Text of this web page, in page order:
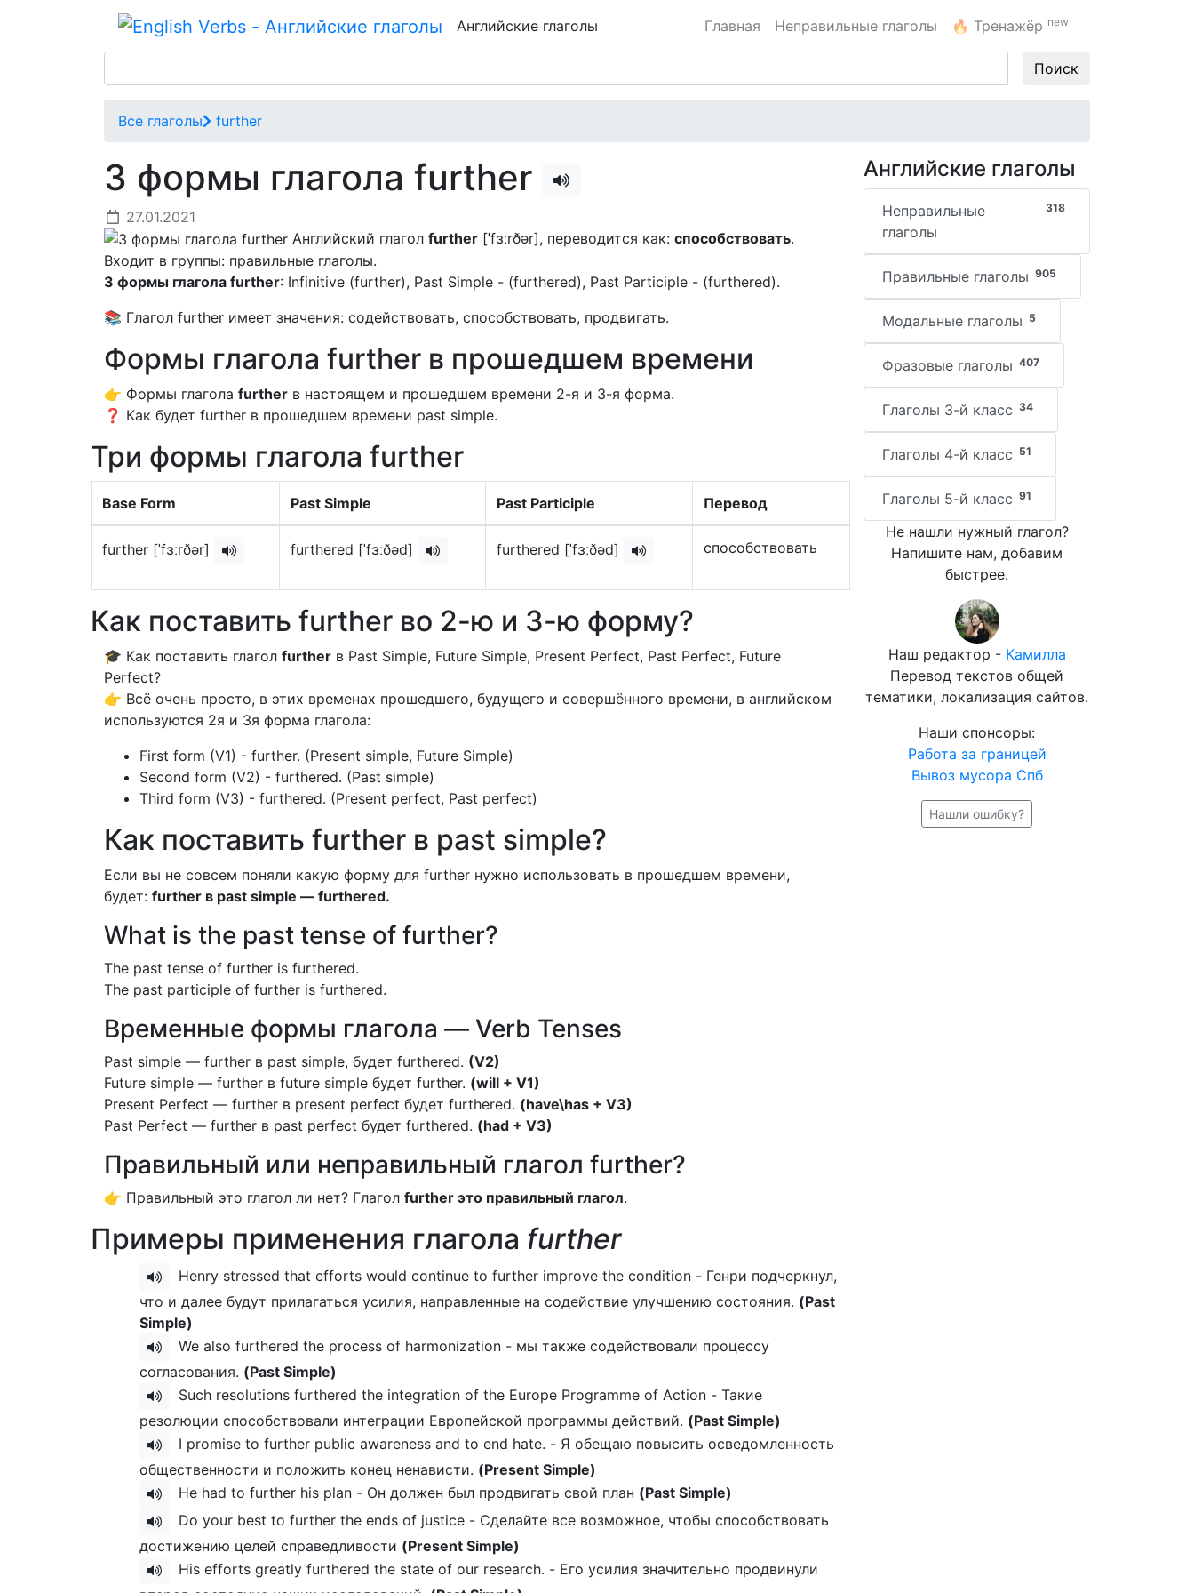
Английские глаголы Главная Неправильные глаголы 🔥 Тренажёр new
Поиск
Все глаголы further
3 формы глагола further
27.01.2021
Английский глагол further [ˈfɜːrðər], переводится как: способствовать.
Входит в группы: правильные глаголы.
3 формы глагола further: Infinitive (further), Past Simple - (furthered), Past Participle - (furthered).
📚 Глагол further имеет значения: содействовать, способствовать, продвигать.
Формы глагола further в прошедшем времени
👉 Формы глагола further в настоящем и прошедшем времени 2-я и 3-я форма.
❓ Как будет further в прошедшем времени past simple.
Три формы глагола further
Base Form Past Simple Past Participle Перевод
further [ˈfɜːrðər] furthered [ˈfɜːðəd] furthered [ˈfɜːðəd] способствовать
Как поставить further во 2-ю и 3-ю форму?
🎓 Как поставить глагол further в Past Simple, Future Simple, Present Perfect, Past Perfect, Future
Perfect?
👉 Всё очень просто, в этих временах прошедшего, будущего и совершённого времени, в английском
используются 2я и 3я форма глагола:
First form (V1) - further. (Present simple, Future Simple)
Second form (V2) - furthered. (Past simple)
Third form (V3) - furthered. (Present perfect, Past perfect)
Как поставить further в past simple?
Если вы не совсем поняли какую форму для further нужно использовать в прошедшем времени,
будет: further в past simple — furthered.
What is the past tense of further?
The past tense of further is furthered.
The past participle of further is furthered.
Временные формы глагола — Verb Tenses
Past simple — further в past simple, будет furthered. (V2)
Future simple — further в future simple будет further. (will + V1)
Present Perfect — further в present perfect будет furthered. (have\has + V3)
Past Perfect — further в past perfect будет furthered. (had + V3)
Правильный или неправильный глагол further?
👉 Правильный это глагол ли нет? Глагол further это правильный глагол.
Примеры применения глагола further
Henry stressed that efforts would continue to further improve the condition - Генри подчеркнул,
что и далее будут прилагаться усилия, направленные на содействие улучшению состояния. (Past
Simple)
We also furthered the process of harmonization - мы также содействовали процессу
согласования. (Past Simple)
Such resolutions furthered the integration of the Europe Programme of Action - Такие
резолюции способствовали интеграции Европейской программы действий. (Past Simple)
I promise to further public awareness and to end hate. - Я обещаю повысить осведомленность
общественности и положить конец ненависти. (Present Simple)
He had to further his plan - Он должен был продвигать свой план (Past Simple)
Do your best to further the ends of justice - Сделайте все возможное, чтобы способствовать
достижению целей справедливости (Present Simple)
His efforts greatly furthered the state of our research. - Его усилия значительно продвинули
Английские глаголы
318
Неправильные
глаголы
905
Правильные глаголы
5
Модальные глаголы
407
Фразовые глаголы
34
Глаголы 3-й класс
51
Глаголы 4-й класс
91
Глаголы 5-й класс
Не нашли нужный глагол?
Напишите нам, добавим
быстрее.
Наш редактор - Камилла
Перевод текстов общей
тематики, локализация сайтов.
Наши спонсоры:
Работа за границей
Вывоз мусора Спб
Нашли ошибку?